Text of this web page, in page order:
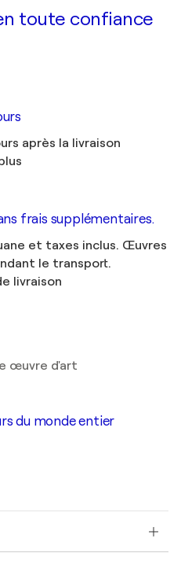
toute confiance
après la livraison
frais supplémentaires.
et taxes inclus. Œuvres
le transport.
livraison
œuvre d'art
du monde entier